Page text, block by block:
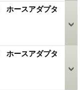
ースアダプタ
ースアダプタ